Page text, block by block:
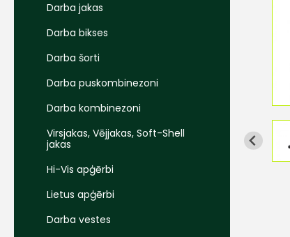
Darba jakas
Darba bikses
Darba šorti
Darba puskombinezoni
Darba kombinezoni
Virsjakas, Vējjakas, Soft-Shell
jakas
Hi-Vis apģērbi
Lietus apģērbi
Darba vestes